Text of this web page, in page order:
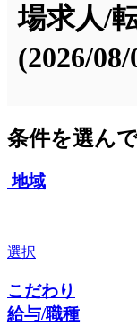
場求人/
(2026/
条件を選ん
地域
選択
こだわり
給与/職種